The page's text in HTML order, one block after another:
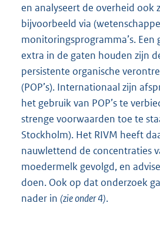
en analyseert de overheid ook
bijvoorbeeld via
monitoringsprogramma’s.
extra in de gaten houden zijn
persistente organische
(POP’s). Internationaal zijn
het gebruik van POP’s te
strenge voorwaarden toe te
Stockholm). Het RIVM heeft
nauwlettend de concentraties
moedermelk gevolgd, en
doen. Ook op dat onderzoek
nader in (zie onder 4).